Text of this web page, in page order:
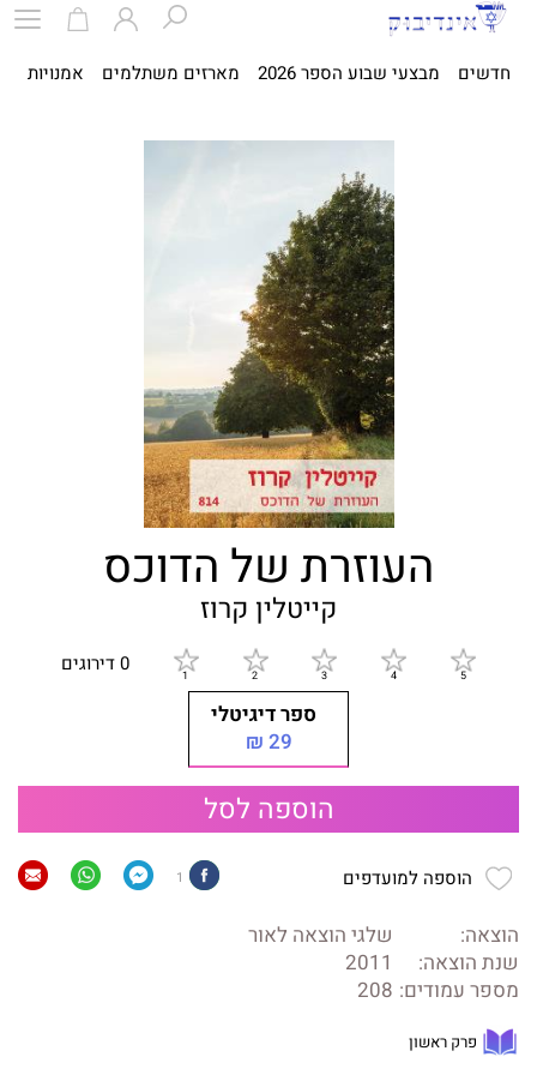
חדשים מבצעי שבוע הספר 2026 מארזים משתלמים אמנויות
העוזרת של הדוכס
קייטלין קרוז
0 דירוגים
ספר דיגיטלי
29 ₪
הוספה לסל
הוספה למועדפים 1
הוצאה:
שלגי הוצאה לאור
שנת הוצאה:
2011
מספר עמודים: 208
פרק ראשון